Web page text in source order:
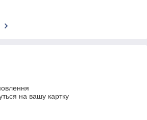
на вашу картку